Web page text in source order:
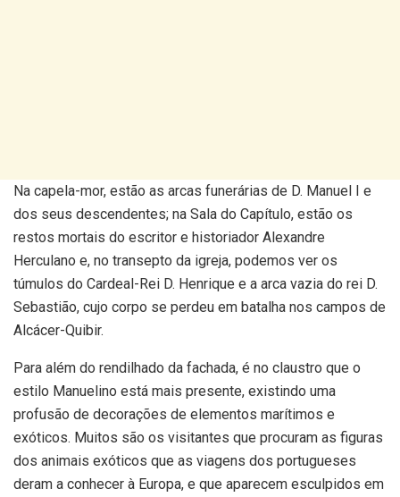
Na capela-mor, estão as arcas funerárias de D. Manuel I e
dos seus descendentes; na Sala do Capítulo, estão os
restos mortais do escritor e historiador Alexandre
Herculano e, no transepto da igreja, podemos ver os
túmulos do Cardeal-Rei D. Henrique e a arca vazia do rei D.
Sebastião, cujo corpo se perdeu em batalha nos campos de
Alcácer-Quibir.
Para além do rendilhado da fachada, é no claustro que o
estilo Manuelino está mais presente, existindo uma
profusão de decorações de elementos marítimos e
exóticos. Muitos são os visitantes que procuram as figuras
dos animais exóticos que as viagens dos portugueses
deram a conhecer à Europa, e que aparecem esculpidos em